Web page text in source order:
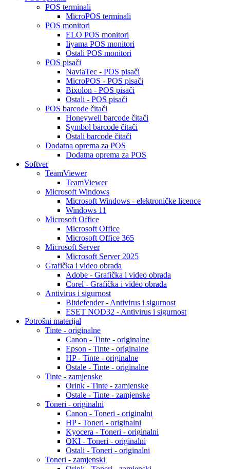
POS terminali
MicroPOS terminali
POS monitori
ELO POS monitori
Iiyama POS monitori
Ostali POS monitori
POS pisači
NaviaTec - POS pisači
MicroPOS - POS pisači
Bixolon - POS pisači
Ostali - POS pisači
POS barcode čitači
Honeywell barcode čitači
Symbol barcode čitači
Ostali barcode čitači
Dodatna oprema za POS
Dodatna oprema za POS
Softver
TeamViewer
TeamViewer
Microsoft Windows
Microsoft Windows - elektroničke licence
Windows 11
Microsoft Office
Microsoft Office
Microsoft Office 365
Microsoft Server
Microsoft Server 2025
Grafička i video obrada
Adobe - Grafička i video obrada
Corel - Grafička i video obrada
Antivirus i sigurnost
Bitdefender - Antivirus i sigurnost
ESET NOD32 - Antivirus i sigurnost
Potrošni materijal
Tinte - originalne
Canon - Tinte - originalne
Epson - Tinte - originalne
HP - Tinte - originalne
Ostale - Tinte - originalne
Tinte - zamjenske
Orink - Tinte - zamjenske
Ostale - Tinte - zamjenske
Toneri - originalni
Canon - Toneri - originalni
HP - Toneri - originalni
Kyocera - Toneri - originalni
OKI - Toneri - originalni
Ostali - Toneri - originalni
Toneri - zamjenski